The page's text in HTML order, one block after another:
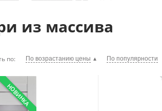
из массива
по: По возрастанию цены По популярности
НОВИНКА